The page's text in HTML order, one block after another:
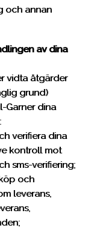
och annan
av dina
vidta åtgärder
grund)
Garner dina
verifiera dina
kontroll mot
sms-verifiering;
och
leverans,